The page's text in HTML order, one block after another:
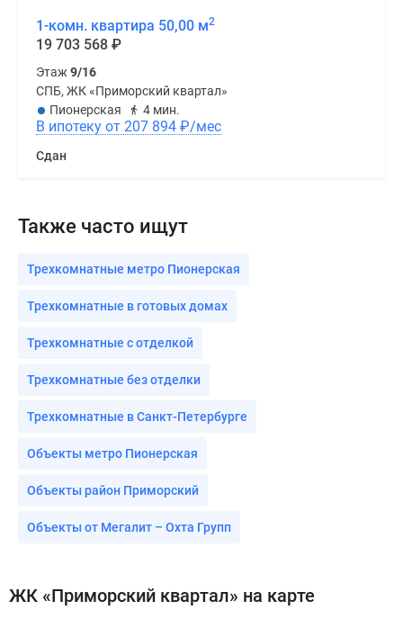
1-комн. квартира 50,00 м2
19 703 568 ₽
Этаж9/16
СПБ, ЖК «Приморский квартал»
Пионерская
4 мин.
В ипотеку от 207 894 ₽/мес
Сдан
Также часто ищут
Трехкомнатные метро Пионерская
Трехкомнатные в готовых домах
Трехкомнатные с отделкой
Трехкомнатные без отделки
Трехкомнатные в Санкт-Петербурге
Объекты метро Пионерская
Объекты район Приморский
Объекты от Мегалит – Охта Групп
ЖК «Приморский квартал» на карте